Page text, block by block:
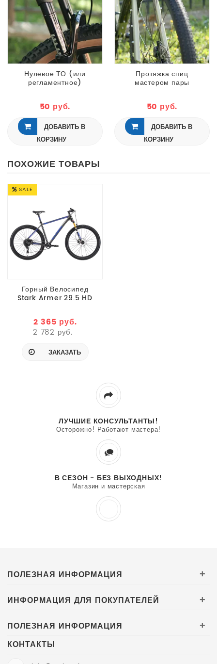
Нулевое ТО (или
регламентное)
50 руб.
ДОБАВИТЬ В
КОРЗИНУ
Протяжка спиц
мастером пары
50 руб.
ДОБАВИТЬ В
КОРЗИНУ
ПОХОЖИЕ ТОВАРЫ
SALE
Горный Велосипед
Stark Armer 29.5 HD
2 365 руб.
2 782 руб.
ЗАКАЗАТЬ
ЛУЧШИЕ КОНСУЛЬТАНТЫ!
Осторожно! Работают мастера!
В СЕЗОН - БЕЗ ВЫХОДНЫХ!
Магазин и мастерская
ПОЛЕЗНАЯ ИНФОРМАЦИЯ +
ИНФОРМАЦИЯ ДЛЯ ПОКУПАТЕЛЕЙ +
ПОЛЕЗНАЯ ИНФОРМАЦИЯ +
КОНТАКТЫ